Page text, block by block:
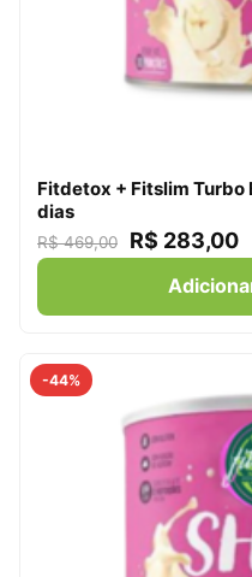
Fitdetox + Fitslim
dias
R$469,00 R$ 283,00
-44%